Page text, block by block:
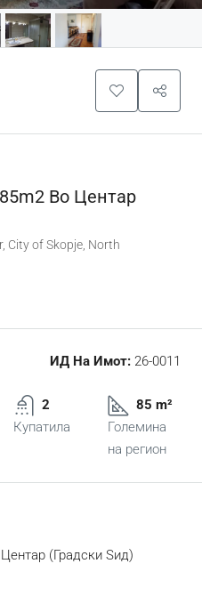
Во Центар
City of Skopje, North
ИД На Имот: 26-0011
2
Купатила
85 m²
Големина
на регион
(Градски Ѕид)